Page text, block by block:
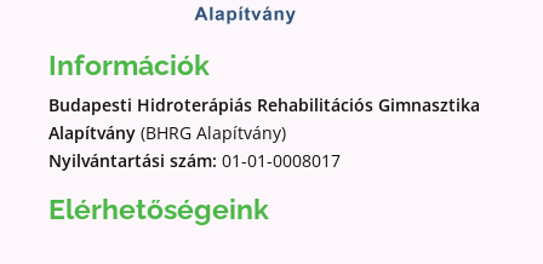
Információk
Budapesti Hidroterápiás Rehabilitációs Gimnasztika
Alapítvány (BHRG Alapítvány)
Nyilvántartási szám:01-01-0008017
Elérhetőségeink